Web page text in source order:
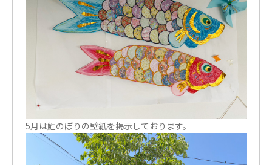
5月は鯉のぼりの壁紙を掲示しております。